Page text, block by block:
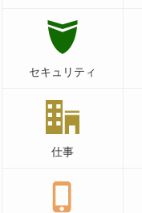
セキュリティ
仕事